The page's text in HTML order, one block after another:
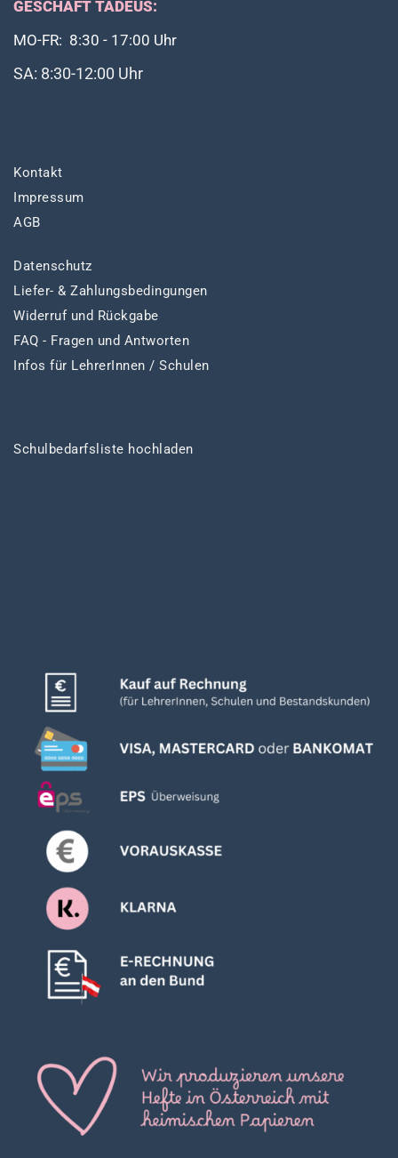
GESCHÄFT TADEUS:
MO-FR: 8:30 - 17:00 Uhr
SA: 8:30-12:00 Uhr
Kontakt
Impressum
AGB
Datenschutz
Liefer- & Zahlungsbedingungen
Widerruf und Rückgabe
FAQ - Fragen und Antworten
Infos für LehrerInnen / Schulen
Schulbedarfsliste hochladen